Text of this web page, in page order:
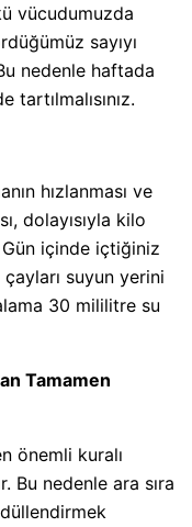
vücudumuzda
sayıyı
nedenle haftada
hızlanması ve
dolayısıyla kilo
içinde içtiğiniz
suyun yerini
30 mililitre su
Tamamen
önemli kuralı
Bu nedenle ara sıra